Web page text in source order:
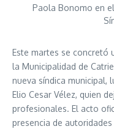
Paola Bonomo en
Este martes se concretó
la Municipalidad de
nueva síndica municipal,
Elio Cesar Vélez, quien
profesionales. El acto
presencia de